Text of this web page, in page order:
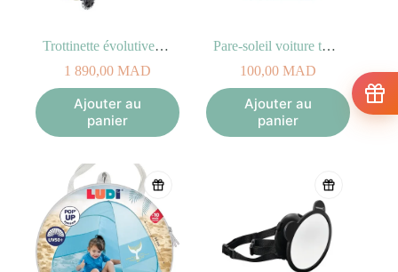
Trottinette évolutive Taupe 3-en-1 GO•UP BABY LIGHTS 360
1 890,00 MAD
Ajouter au
panier
Pare-soleil voiture twist (2 unites)
100,00 MAD
Ajouter au
panier